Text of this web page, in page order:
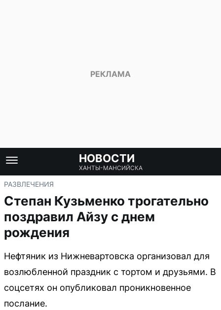
НОВОСТИ
ХАНТЫ-МАНСИЙСКА
РАЗВЛЕЧЕНИЯ
Степан Кузьменко трогательно
поздравил Айзу с днем
рождения
Нефтяник из Нижневартовска организовал для
возлюбленной праздник с тортом и друзьями. В
соцсетях он опубликовал проникновенное
послание.